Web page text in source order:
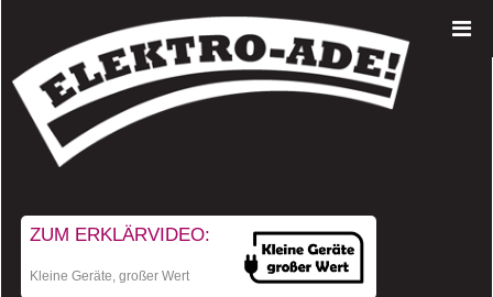
ZUM ERKLÄRVIDEO:
Kleine Geräte, großer Wert